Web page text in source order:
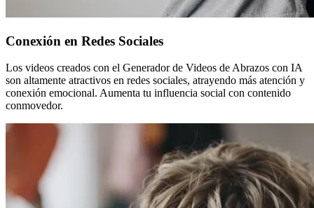
Conexión en Redes Sociales
Los videos creados con el Generador de Videos de Abrazos con IA
son altamente atractivos en redes sociales, atrayendo más atención y
conexión emocional. Aumenta tu influencia social con contenido
conmovedor.